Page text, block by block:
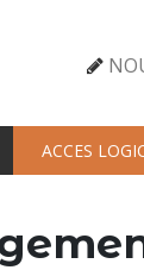
ACCES